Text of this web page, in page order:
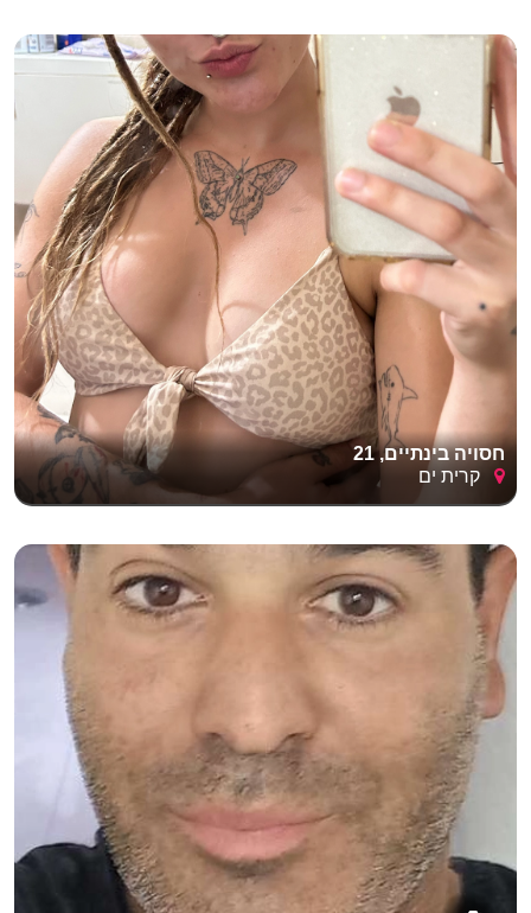
חסויה בינתיים, 21
קרית ים